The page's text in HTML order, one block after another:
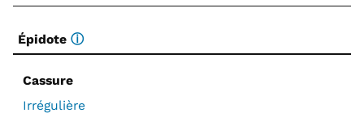
Épidote ⓘ
Cassure
Irrégulière